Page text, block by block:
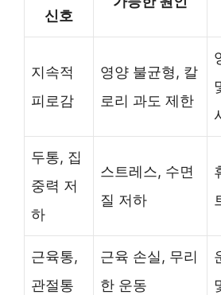
신호
지속적
피로감
영양 불균형, 칼
로리 과도 제한
두통, 집
중력 저
하
스트레스, 수면
질 저하
근육통,
관절통
근육 손실, 무리
한 운동